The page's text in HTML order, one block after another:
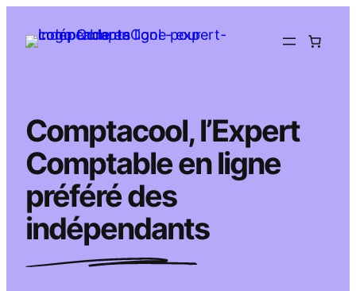
Comptacool, l’Expert
Comptable en ligne
préféré des
indépendants